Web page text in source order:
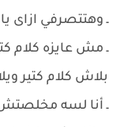
ـ وهتتصرفي ازاى
ـ مش عايزه كلام
بلاش كلام كتير
ـ أنا لسه